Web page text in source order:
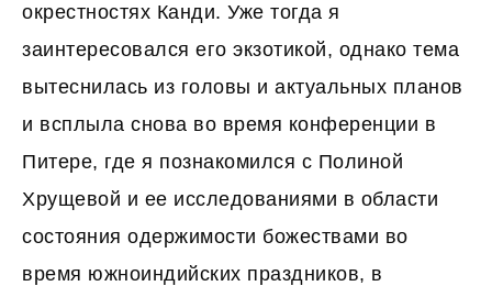
окрестностях Канди. Уже тогда я
заинтересовался его экзотикой, однако тема
вытеснилась из головы и актуальных планов
и всплыла снова во время конференции в
Питере, где я познакомился с Полиной
Хрущевой и ее исследованиями в области
состояния одержимости божествами во
время южноиндийских праздников, в